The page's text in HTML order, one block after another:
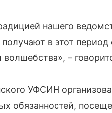
нашего
в этот
волшебства», –
УФСИН
обязанностей,